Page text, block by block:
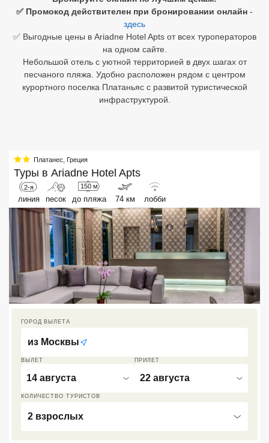
✅ Промокод действителен при бронировании онлайн -
здесь
✅ Выгодные цены в Ariadne Hotel Apts от всех туроператоров
на одном сайте.
Небольшой отель с уютной территорией в двух шагах от
песчаного пляжа. Удобно расположен рядом с центром
курортного поселка Платаньяс с развитой туристической
инфраструктурой.
Платанес Греция
Туры в Ariadne Hotel Apts
2-я
линия песок
150 м
до пляжа 74 км лобби
ВЫЛЕТ
14 августа
ПРИЛЕТ
22 августа
КОЛИЧЕСТВО ТУРИСТОВ
2 взрослых
ГОРОД ВЫЛЕТА
из Москвы
Бали
Северный Гоа
Южный Гоа
Занзибар
Абхазия
Большой Сочи
Кав Мин Воды
ТОП 10 лучших отелей 5*
ТОП 10 недорогих отелей